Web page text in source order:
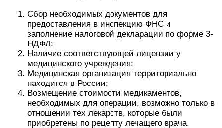
Сбор необходимых документов для
предоставления в инспекцию ФНС и
заполнение налоговой декларации по форме 3-
НДФЛ;
Наличие соответствующей лицензии у
медицинского учреждения;
Медицинская организация территориально
находится в России;
Возмещение стоимости медикаментов,
необходимых для операции, возможно только в
отношении тех лекарств, которые были
приобретены по рецепту лечащего врача.